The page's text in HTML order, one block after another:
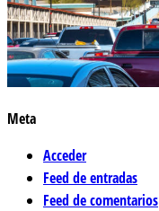
Meta
Acceder
Feed de entradas
Feed de comentarios